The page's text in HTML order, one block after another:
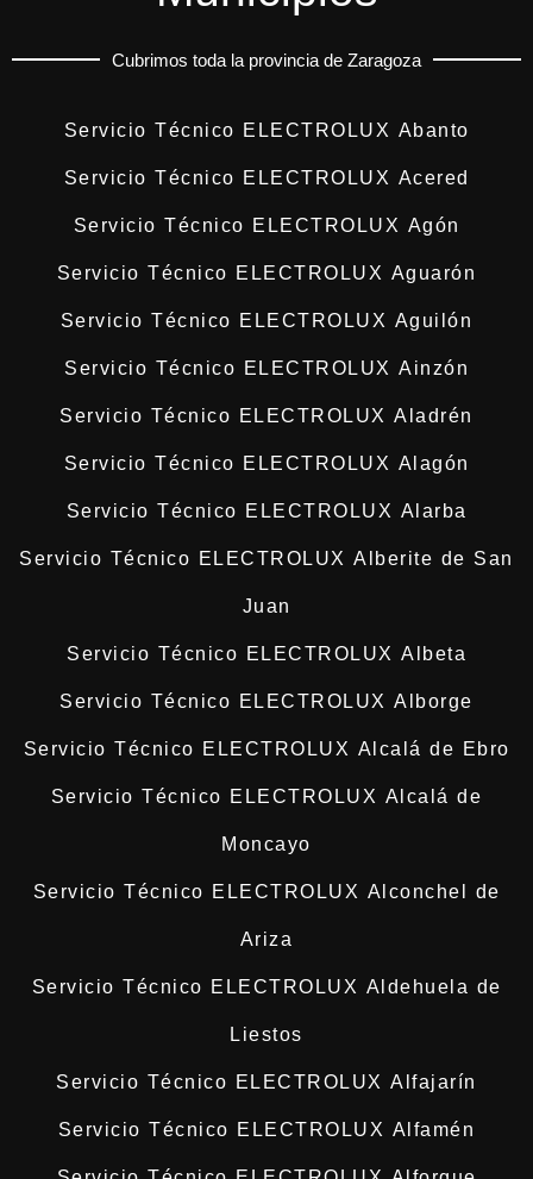
Cubrimos toda la provincia de Zaragoza
Servicio Técnico ELECTROLUX Abanto
Servicio Técnico ELECTROLUX Acered
Servicio Técnico ELECTROLUX Agón
Servicio Técnico ELECTROLUX Aguarón
Servicio Técnico ELECTROLUX Aguilón
Servicio Técnico ELECTROLUX Ainzón
Servicio Técnico ELECTROLUX Aladrén
Servicio Técnico ELECTROLUX Alagón
Servicio Técnico ELECTROLUX Alarba
Servicio Técnico ELECTROLUX Alberite de San
Juan
Servicio Técnico ELECTROLUX Albeta
Servicio Técnico ELECTROLUX Alborge
Servicio Técnico ELECTROLUX Alcalá de Ebro
Servicio Técnico ELECTROLUX Alcalá de
Moncayo
Servicio Técnico ELECTROLUX Alconchel de
Ariza
Servicio Técnico ELECTROLUX Aldehuela de
Liestos
Servicio Técnico ELECTROLUX Alfajarín
Servicio Técnico ELECTROLUX Alfamén